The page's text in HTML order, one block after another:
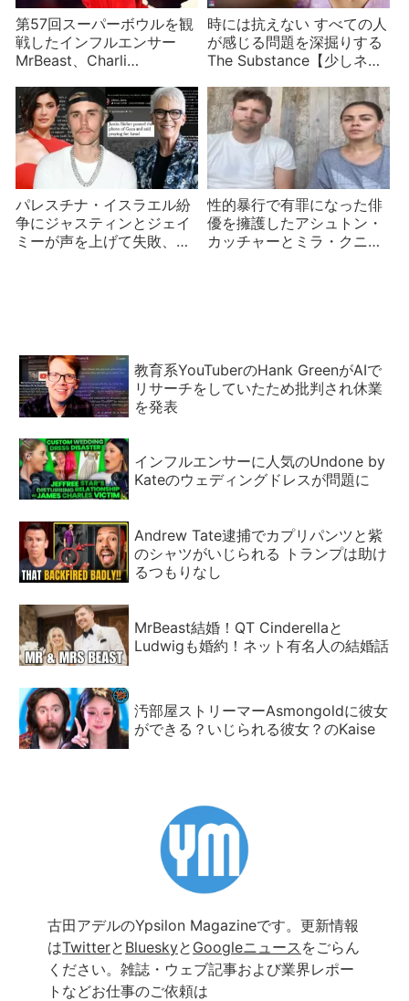
第57回スーパーボウルを観
戦したインフルエンサー
MrBeast、Charli
CMにも 2023
時には抗えない すべての人
が感じる問題を深掘りする
The Substance【少しネタ
パレスチナ・イスラエル紛
争にジャスティンとジェイ
ミーが声を上げて失敗、ジ
性的暴行で有罪になった俳
優を擁護したアシュトン・
カッチャーとミラ・クニス
教育系YouTuberのHank GreenがAIで
リサーチをしていたため批判され休業
を発表
インフルエンサーに人気のUndone by
Kateのウェディングドレスが問題に
Andrew Tate逮捕でカプリパンツと紫
のシャツがいじられる トランプは助け
るつもりなし
MrBeast結婚！QT Cinderellaと
Ludwigも婚約！ネット有名人の結婚話
汚部屋ストリーマーAsmongoldに彼女
ができる？いじられる彼女？のKaise
古田アデルのYpsilon Magazineです。更新情報
はTwitterと Blueskyと Googleニュース をごらん
ください。雑誌・ウェブ記事および業界レポー
トなどお仕事のご依頼は